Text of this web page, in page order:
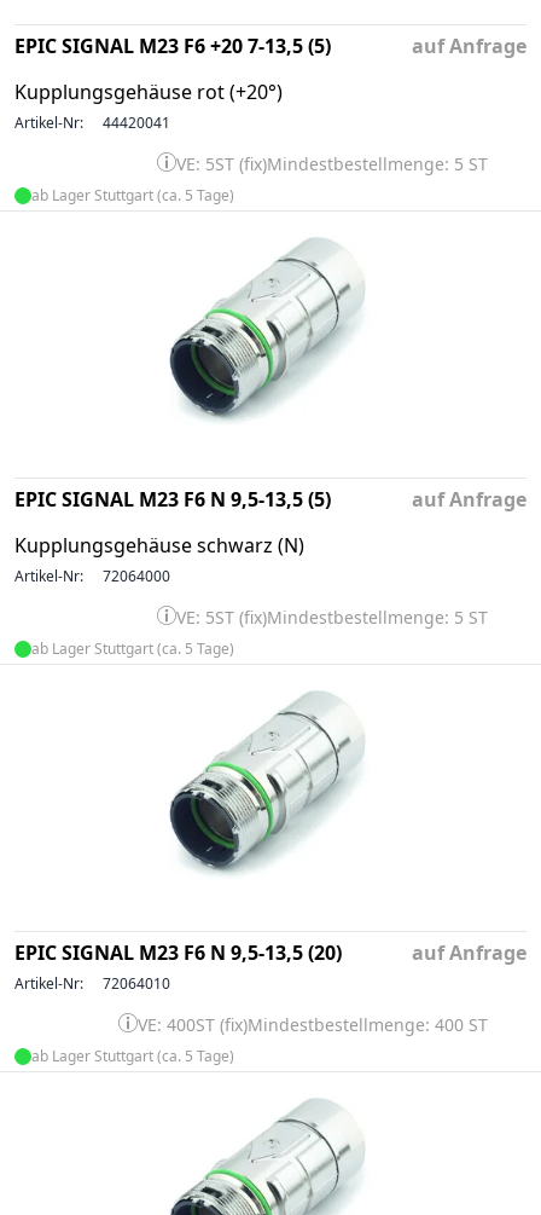
EPIC SIGNAL M23 F6 +20 7-13,5 (5)
Kupplungsgehäuse rot (+20°)
auf Anfrage
Artikel-Nr: 44420041
VE: 5ST (fix)Mindestbestellmenge: 5 ST
ab Lager Stuttgart (ca. 5 Tage)
EPIC SIGNAL M23 F6 N 9,5-13,5 (5)
Kupplungsgehäuse schwarz (N)
auf Anfrage
Artikel-Nr: 72064000
VE: 5ST (fix)Mindestbestellmenge: 5 ST
ab Lager Stuttgart (ca. 5 Tage)
EPIC SIGNAL M23 F6 N 9,5-13,5 (20) auf Anfrage
Artikel-Nr: 72064010
VE: 400ST (fix)Mindestbestellmenge: 400 ST
ab Lager Stuttgart (ca. 5 Tage)